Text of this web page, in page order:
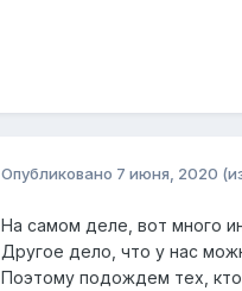
Опубликовано 7 июня, 2020
На самом деле, вот много
Другое дело, что у нас
Поэтому подождем тех, кто